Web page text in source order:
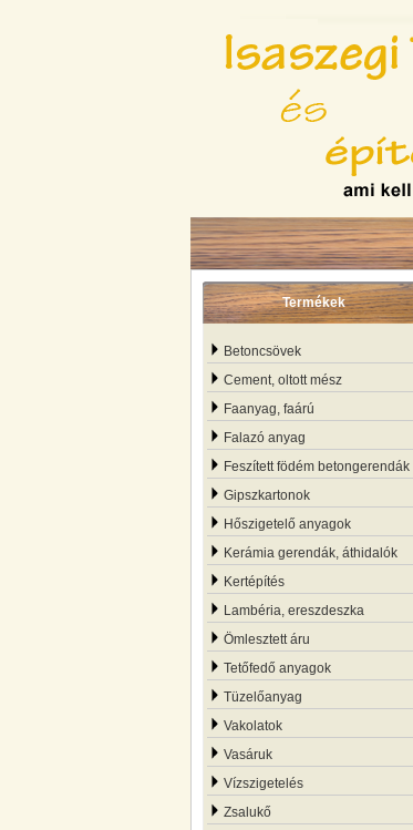
Termékek
Betoncsövek
Cement, oltott mész
Faanyag, faárú
Falazó anyag
Feszített födém betongerendák
Gipszkartonok
Hőszigetelő anyagok
Kerámia gerendák, áthidalók
Kertépítés
Lambéria, ereszdeszka
Ömlesztett áru
Tetőfedő anyagok
Tüzelőanyag
Vakolatok
Vasáruk
Vízszigetelés
Zsalukő